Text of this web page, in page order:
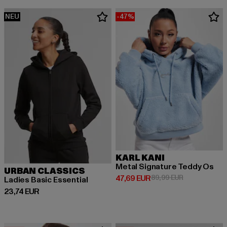
NEU
URBAN CLASSICS
Ladies Basic Essential
23,74 EUR
Derzeitiger Preis: 23,74 EUR
-47%
KARL KANI
Metal Signature Teddy Os
47,69 EUR
Derzeitiger Preis: 47,69 EUR
89,99 EURAktionspreis: